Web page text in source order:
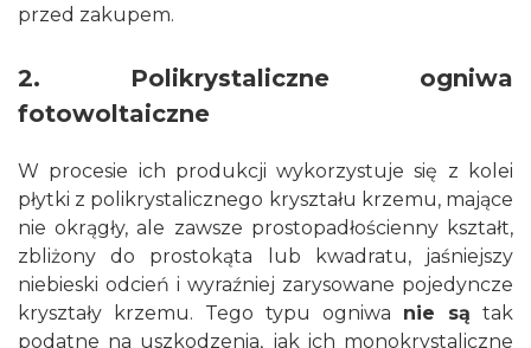
przed zakupem.
2. Polikrystaliczne ogniwa
fotowoltaiczne
W procesie ich produkcji wykorzystuje się z kolei
płytki z polikrystalicznego kryształu krzemu, mające
nie okrągły, ale zawsze prostopadłościenny kształt,
zbliżony do prostokąta lub kwadratu, jaśniejszy
niebieski odcień i wyraźniej zarysowane pojedyncze
kryształy krzemu. Tego typu ogniwa nie są tak
podatne na uszkodzenia, jak ich monokrystaliczne